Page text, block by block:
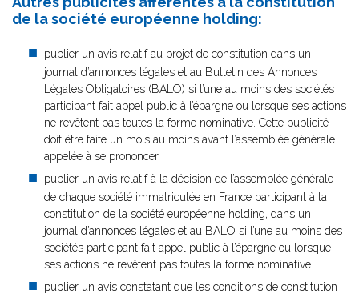
de la société européenne holding:
publier un avis relatif au projet de constitution dans un
journal d’annonces légales et au Bulletin des Annonces
Légales Obligatoires (BALO) si l’une au moins des sociétés
participant fait appel public à l’épargne ou lorsque ses actions
ne revêtent pas toutes la forme nominative. Cette publicité
doit être faite un mois au moins avant l’assemblée générale
appelée à se prononcer.
publier un avis relatif à la décision de l’assemblée générale
de chaque société immatriculée en France participant à la
constitution de la société européenne holding, dans un
journal d’annonces légales et au BALO si l’une au moins des
sociétés participant fait appel public à l’épargne ou lorsque
ses actions ne revêtent pas toutes la forme nominative.
publier un avis constatant que les conditions de constitution